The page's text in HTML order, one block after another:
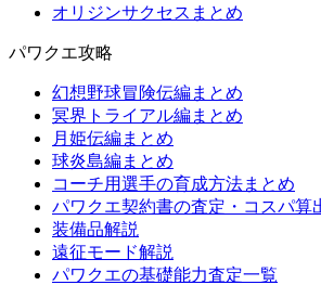
オリジンサクセスまとめ
パワクエ攻略
幻想野球冒険伝編まとめ
冥界トライアル編まとめ
月姫伝編まとめ
球炎島編まとめ
コーチ用選手の育成方法まとめ
パワクエ契約書の査定・コスパ算
装備品解説
遠征モード解説
パワクエの基礎能力査定一覧